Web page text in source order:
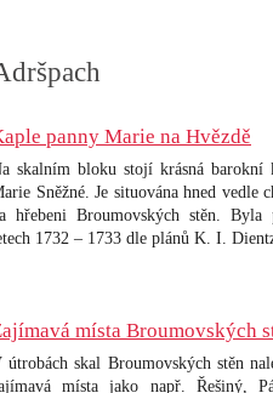
panny Marie na Hvězdě
skalním bloku stojí krásná barokní
Sněžné. Je situována hned vedle
hřebeni Broumovských stěn. Byla
1732 – 1733 dle plánů K. I.
místa Broumovských
útrobách skal Broumovských stěn
místa jako např. Řešiný,